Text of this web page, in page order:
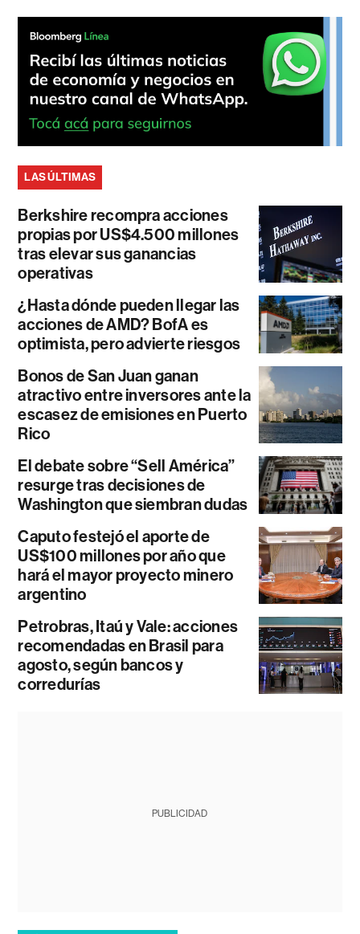
LAS ÚLTIMAS
Berkshire recompra acciones
propias por US$4.500 millones
tras elevar sus ganancias
operativas
¿Hasta dónde pueden llegar las
acciones de AMD? BofA es
optimista, pero advierte riesgos
Bonos de San Juan ganan
atractivo entre inversores ante la
escasez de emisiones en Puerto
Rico
El debate sobre “Sell América”
resurge tras decisiones de
Washington que siembran dudas
Caputo festejó el aporte de
US$100 millones por año que
hará el mayor proyecto minero
argentino
Petrobras, Itaú y Vale: acciones
recomendadas en Brasil para
agosto, según bancos y
corredurías
PUBLICIDAD